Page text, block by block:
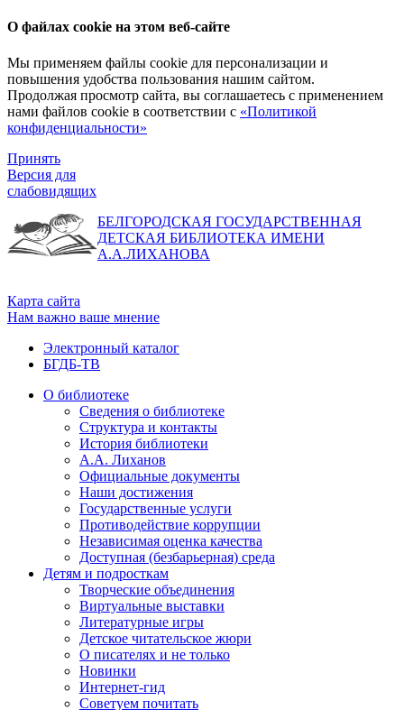
О файлах cookie на этом веб-сайте
Мы применяем файлы cookie для персонализации и
повышения удобства пользования нашим сайтом.
Продолжая просмотр сайта, вы соглашаетесь с применением
нами файлов cookie в соответствии с «Политикой
конфиденциальности»
Принять
Версия для
слабовидящих
БЕЛГОРОДСКАЯ ГОСУДАРСТВЕННАЯ
ДЕТСКАЯ БИБЛИОТЕКА ИМЕНИ
А.А.ЛИХАНОВА
Карта сайта
Нам важно ваше мнение
Электронный каталог
БГДБ-ТВ
О библиотеке
Сведения о библиотеке
Структура и контакты
История библиотеки
А.А. Лиханов
Официальные документы
Наши достижения
Государственные услуги
Противодействие коррупции
Независимая оценка качества
Доступная (безбарьерная) среда
Детям и подросткам
Творческие объединения
Виртуальные выставки
Литературные игры
Детское читательское жюри
О писателях и не только
Новинки
Интернет-гид
Советуем почитать